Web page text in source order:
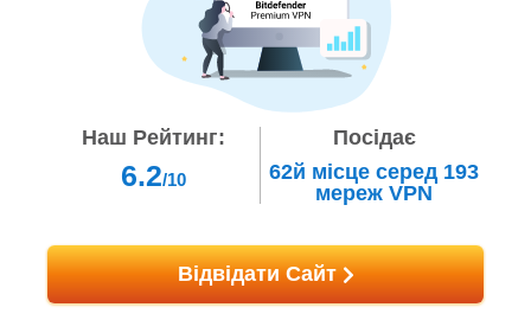
Наш Рейтинг:
6.2/10
Посідає
62й місце серед 193
мереж VPN
Відвідати Сайт